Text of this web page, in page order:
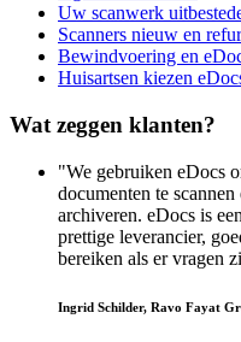
Uw scanwerk
Scanners nieuw en
Bewindvoering en
Huisartsen kiezen
Wat zeggen klanten?
"We gebruiken eDocs
documenten te scannen
archiveren. eDocs is een
prettige leverancier,
bereiken als er vragen
Ingrid Schilder, Ravo Fayat